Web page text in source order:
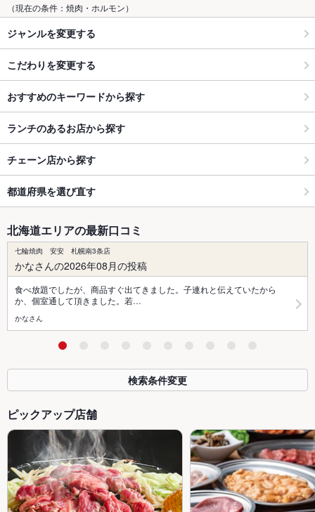
（現在の条件：焼肉・ホルモン）
ジャンルを変更する
こだわりを変更する
おすすめのキーワードから探す
ランチのあるお店から探す
チェーン店から探す
都道府県を選び直す
北海道エリアの最新口コミ
七輪焼肉 安安 札幌南3条店
かなさんの2026年08月の投稿
食べ放題でしたが、商品すぐ出てきました。子連れと伝えていたから
か、個室通して頂きました。若…
かなさん
検索条件変更
ピックアップ店舗